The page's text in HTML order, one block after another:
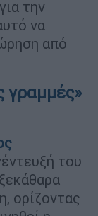
την
να
από
γραμμές»
του
ορίζοντας